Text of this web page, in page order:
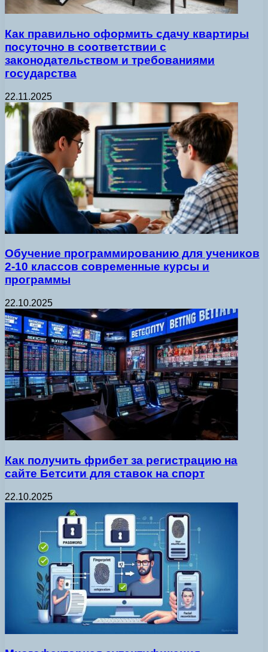
Как правильно оформить сдачу квартиры
посуточно в соответствии с
законодательством и требованиями
государства
22.11.2025
Обучение программированию для учеников
2-10 классов современные курсы и
программы
22.10.2025
Как получить фрибет за регистрацию на
сайте Бетсити для ставок на спорт
22.10.2025